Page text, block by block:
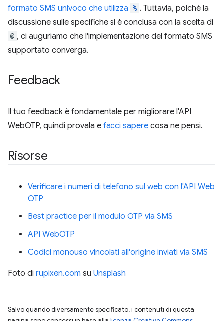
formato SMS univoco che utilizza % . Tuttavia, poiché la
discussione sulle specifiche si è conclusa con la scelta di
@ , ci auguriamo che l'implementazione del formato SMS
supportato converga.
Feedback
Il tuo feedback è fondamentale per migliorare l'API
WebOTP, quindi provala e facci sapere cosa ne pensi.
Risorse
Verificare i numeri di telefono sul web con l'API Web
OTP
Best practice per il modulo OTP via SMS
API WebOTP
Codici monouso vincolati all'origine inviati via SMS
Foto di rupixen.com su Unsplash
Salvo quando diversamente specificato, i contenuti di questa